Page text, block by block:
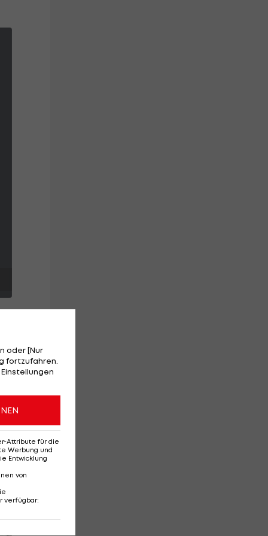
oder [Nur
fortzufahren.
Attribute für die
Werbung und
Entwicklung
von
verfügbar: